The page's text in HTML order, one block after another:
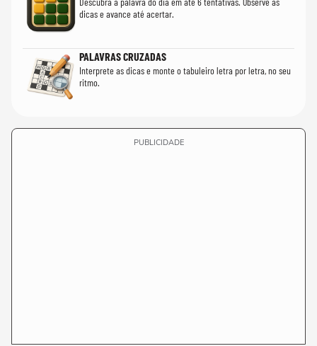
dicas e avance até acertar.
PALAVRAS CRUZADAS
Interprete as dicas e monte o tabuleiro letra por letra, no seu
ritmo.
PUBLICIDADE